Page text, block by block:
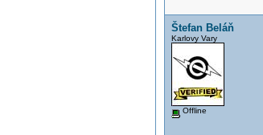
Štefan Beláň
Karlovy Vary
Offline